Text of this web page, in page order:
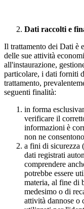
Dati raccolti e
Il trattamento dei Dati è
delle sue attività
all'instaurazione,
particolare, i dati forniti
trattamento,
seguenti finalità:
in forma
verificare il
informazioni è
non ne
a fini di sicurezza
dati registrati
comprendere
potrebbe essere
materia, al fine di
medesimo o di
attività dannose o